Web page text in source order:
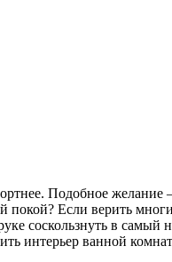
Подобное желание –
Если верить
соскользнуть в самый
интерьер ванной